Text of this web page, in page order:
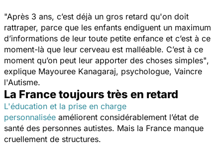
"Après 3 ans, c’est déjà un gros retard qu'on doit
rattraper, parce que les enfants endiguent un maximum
d’informations de leur toute petite enfance et c’est à ce
moment-là que leur cerveau est malléable. C’est à ce
moment qu’on peut leur apporter des choses simples",
explique Mayouree Kanagaraj, psychologue, Vaincre
l'Autisme.
La France toujours très en retard
L'éducation et la prise en charge
personnalisée améliorent considérablement l’état de
santé des personnes autistes. Mais la France manque
cruellement de structures.